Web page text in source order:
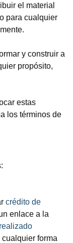
el material
para cualquier
y construir a
propósito,
estas
los términos de
crédito de
enlace a la
forma